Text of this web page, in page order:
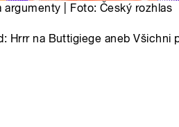
argumenty | Foto: Český rozhlas
Hrrr na Buttigiege aneb Všichni